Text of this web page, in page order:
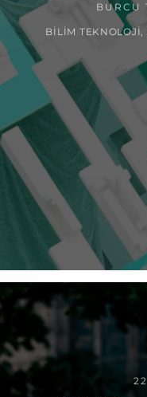
BURCU
BILIM TEKNOLOJI